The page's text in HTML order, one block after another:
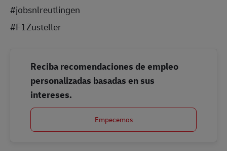
#jobsnlreutlingen
#F1Zusteller
Reciba recomendaciones de empleo
personalizadas basadas en sus
intereses.
Empecemos